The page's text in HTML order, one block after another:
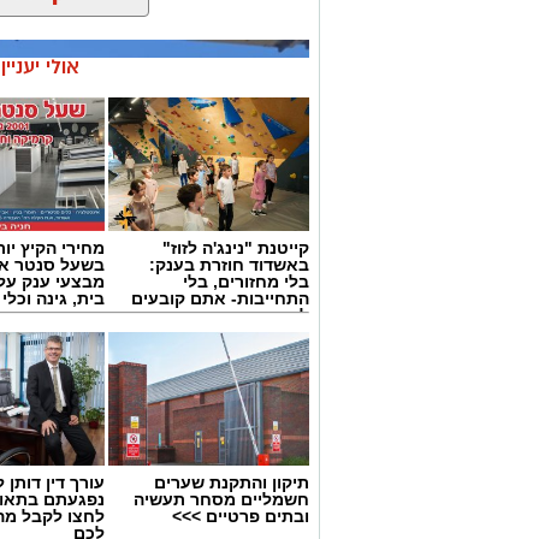
צילום גיא אוחיון
אולי
קייטנת "נינג'ה לזוז"
באשדוד חוזרת בענק:
בלי מחזורים, בלי
התחייבות- אתם קובעים
לכמה ואיזה ימים
להירשם!
מחירי הקיץ
בשעל סנטר
מבצעי ענק
בית, גינה
תיקון והתקנת שערים
חשמליים מסחר תעשיה
ובתים פרטיים >>>
עורך דין דותן
נפגעתם
לחצו לקבל
לכם